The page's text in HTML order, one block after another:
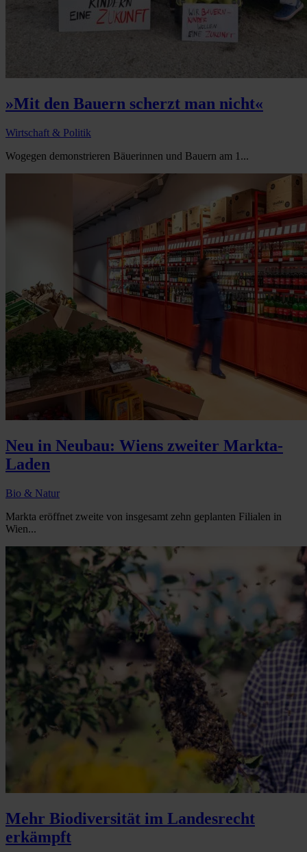
»Mit den Bauern scherzt man nicht«
Wirtschaft & Politik
Wogegen demonstrieren Bäuerinnen und Bauern am 1...
Neu in Neubau: Wiens zweiter Markta-
Laden
Bio & Natur
Markta eröffnet zweite von insgesamt zehn geplanten Filialen in
Wien...
Mehr Biodiversität im Landesrecht
erkämpft